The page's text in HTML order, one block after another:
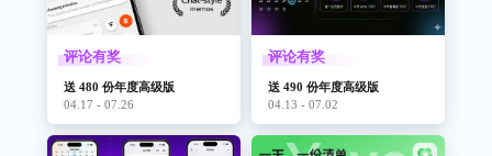
评论有奖
送 480 份年度高级版
04.17 - 07.26
评论有奖
送 490 份年度高级版
04.13 - 07.02